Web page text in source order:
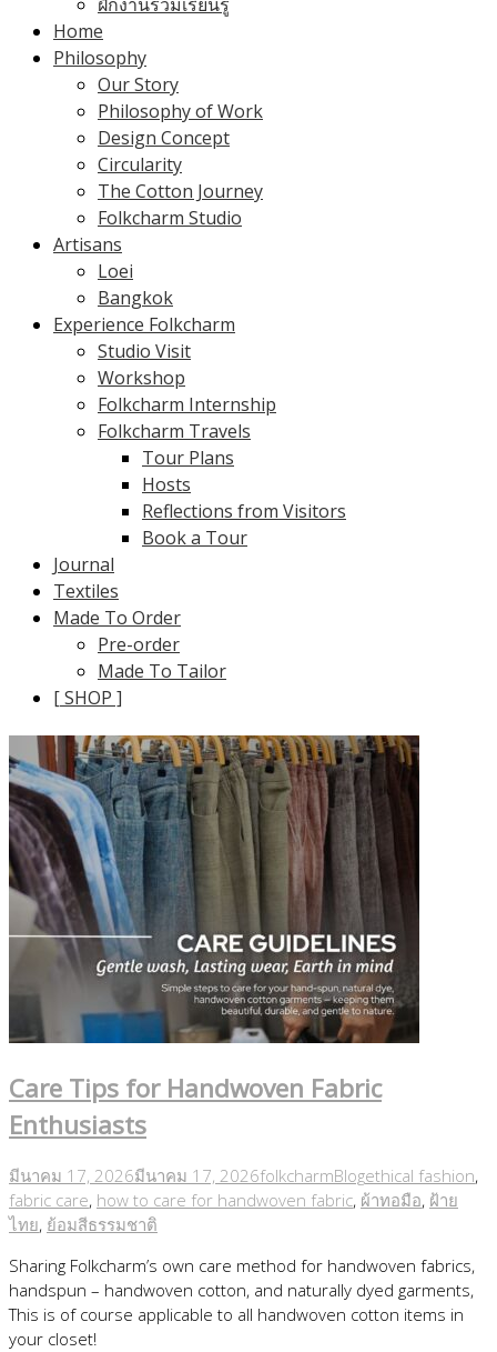
Home
Philosophy
Our Story
Philosophy of Work
Design Concept
Circularity
The Cotton Journey
Folkcharm Studio
Artisans
Loei
Bangkok
Experience Folkcharm
Studio Visit
Workshop
Folkcharm Internship
Folkcharm Travels
Tour Plans
Hosts
Reflections from Visitors
Book a Tour
Journal
Textiles
Made To Order
Pre-order
Made To Tailor
[ SHOP ]
Care Tips for Handwoven Fabric
Enthusiasts
มีนาคม 17, 2026มีนาคม 17, 2026folkcharmBlogethical fashion,
fabric care, how to care for handwoven fabric, ผ้าทอมือ, ฝ้าย
ไทย, ย้อมสีธรรมชาติ
Sharing Folkcharm’s own care method for handwoven fabrics,
handspun – handwoven cotton, and naturally dyed garments,
This is of course applicable to all handwoven cotton items in
your closet!